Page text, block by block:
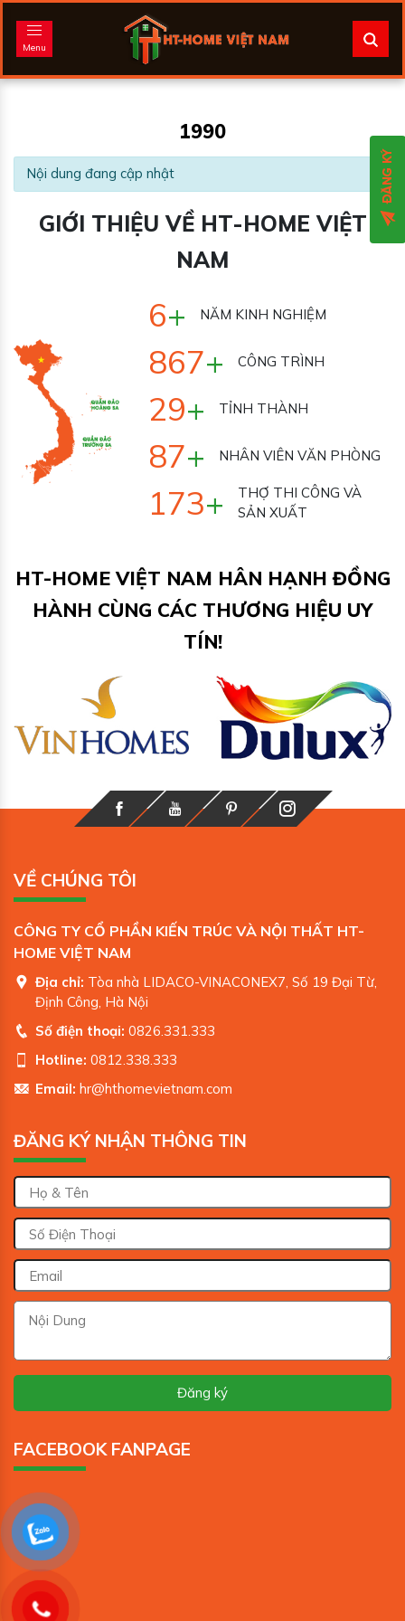
Menu
1990
Nội dung đang cập nhật
GIỚI THIỆU VỀ HT-HOME VIỆT
NAM
7+ NĂM KINH NGHIỆM
933+ CÔNG TRÌNH
31+ TỈNH THÀNH
93+ NHÂN VIÊN VĂN PHÒNG
187+
THỢ THI CÔNG VÀ
SẢN XUẤT
HT-HOME VIỆT NAM HÂN HẠNH ĐỒNG
HÀNH CÙNG CÁC THƯƠNG HIỆU UY
TÍN!
VỀ CHÚNG TÔI
CÔNG TY CỔ PHẦN KIẾN TRÚC VÀ NỘI THẤT HT-
HOME VIỆT NAM
Địa chỉ: Tòa nhà LIDACO-VINACONEX7, Số 19 Đại Từ,
Định Công, Hà Nội
Số điện thoại: 0826.331.333
Hotline: 0812.338.333
Email: hr@hthomevietnam.com
ĐĂNG KÝ NHẬN THÔNG TIN
FACEBOOK FANPAGE